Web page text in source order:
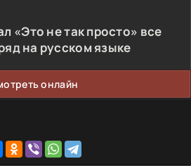
«Это не так просто» все
на русском языке
онлайн